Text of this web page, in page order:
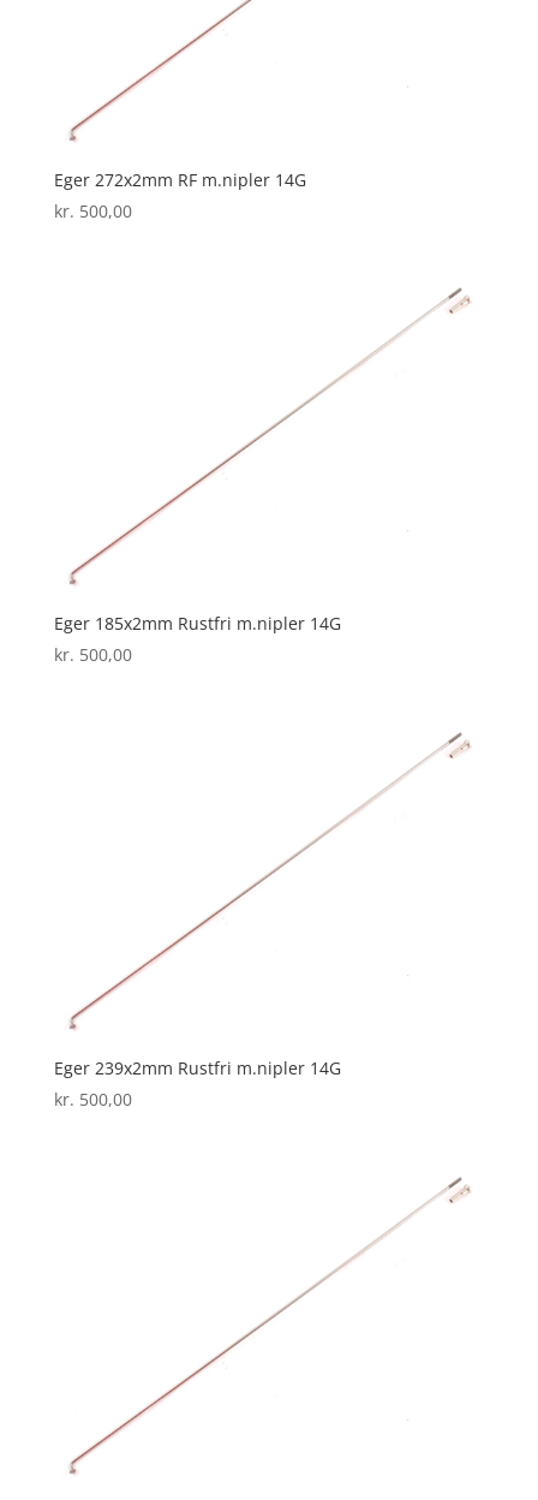
Eger 272x2mm RF m.nipler 14G
kr. 500,00
Eger 185x2mm Rustfri m.nipler 14G
kr. 500,00
Eger 239x2mm Rustfri m.nipler 14G
kr. 500,00